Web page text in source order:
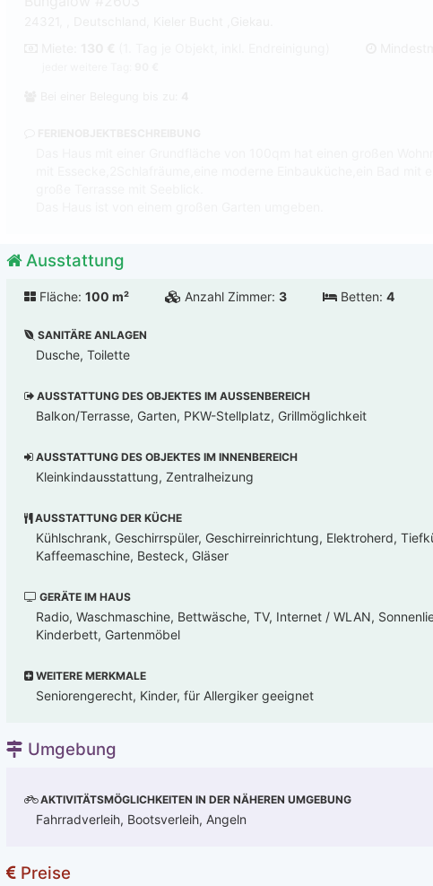
Ausstattung
Fläche: 100 m² Anzahl Zimmer: 3 Betten: 4
SANITÄRE ANLAGEN
Dusche, Toilette
AUSSTATTUNG DES OBJEKTES IM AUSSENBEREICH
Balkon/Terrasse, Garten, PKW-Stellplatz, Grillmöglichkeit
AUSSTATTUNG DES OBJEKTES IM INNENBEREICH
Kleinkindausstattung, Zentralheizung
AUSSTATTUNG DER KÜCHE
Kühlschrank, Geschirrspüler, Geschirreinrichtung, Elektroherd,
Kaffeemaschine, Besteck, Gläser
GERÄTE IM HAUS
Radio, Waschmaschine, Bettwäsche, TV, Internet / WLAN,
Kinderbett, Gartenmöbel
WEITERE MERKMALE
Seniorengerecht, Kinder, für Allergiker geeignet
Umgebung
AKTIVITÄTSMÖGLICHKEITEN IN DER NÄHEREN UMGEBUNG
Fahrradverleih, Bootsverleih, Angeln
Preise